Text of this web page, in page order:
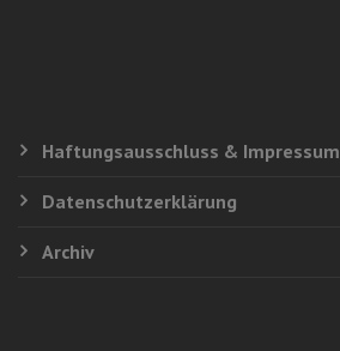
Haftungsausschluss & Impressum
Datenschutzerklärung
Archiv